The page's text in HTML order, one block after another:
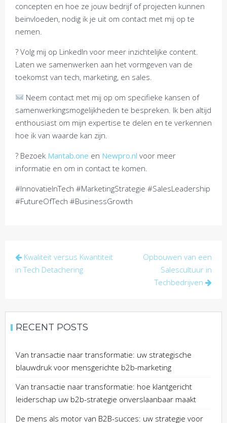
concepten en hoe ze jouw bedrijf of projecten kunnen
beïnvloeden, nodig ik je uit om contact met mij op te
nemen.
? Volg mij op LinkedIn voor meer inzichtelijke content.
Laten we samenwerken aan het vormgeven van de
toekomst van tech, marketing, en sales.
Neem contact met mij op om specifieke kansen of
samenwerkingsmogelijkheden te bespreken. Ik ben altijd
enthousiast om mijn expertise te delen en te verkennen
hoe ik van waarde kan zijn.
? Bezoek Mantab.one en Newpro.nl voor meer
informatie en om in contact te komen.
#InnovatieInTech #MarketingStrategie #SalesLeadership
#FutureOfTech #BusinessGrowth
Post
navigation
Kwaliteit versus Kwantiteit
in Tech Detachering
Opbouwen van een
Salescultuur in
Techbedrijven
RECENT POSTS
Van transactie naar transformatie: uw strategische
blauwdruk voor mensgerichte b2b-marketing
Van transactie naar transformatie: hoe klantgericht
leiderschap uw b2b-strategie onverslaanbaar maakt
De mens als motor van B2B-succes: uw strategie voor